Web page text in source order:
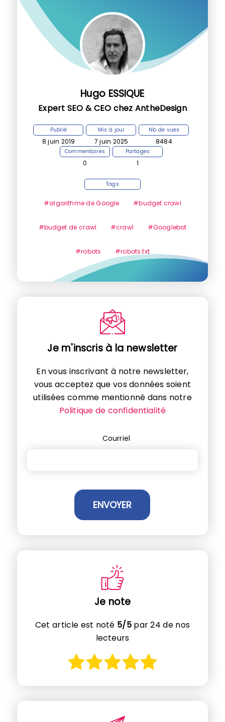
Hugo ESSIQUE
Expert SEO & CEO chez AntheDesign
Publié
8 juin 2019
Mis à jour
7 juin 2025
Nb de vues
8484
Commentaires
0
Partages
1
Tags
#algorithme de Google #budget crawl
#budget de crawl #crawl #Googlebot
#robots #robots.txt
Je m'inscris à la newsletter
En vous inscrivant à notre newsletter,
vous acceptez que vos données soient
utilisées comme mentionné dans notre
Politique de confidentialité
Courriel
Je note
Cet article est noté 5/5par 24 de nos
lecteurs